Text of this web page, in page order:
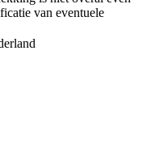
van eventuele